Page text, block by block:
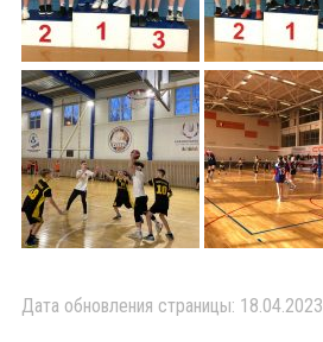
Дата обновления страницы: 18.04.2023